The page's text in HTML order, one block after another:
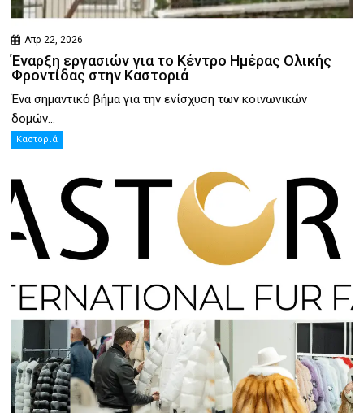
Απρ 22, 2026
Έναρξη εργασιών για το Κέντρο Ημέρας Ολικής
Φροντίδας στην Καστοριά
Ένα σημαντικό βήμα για την ενίσχυση των κοινωνικών
δομών...
Καστοριά